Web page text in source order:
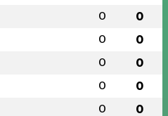
0 0
0 0
0 0
0 0
0 0